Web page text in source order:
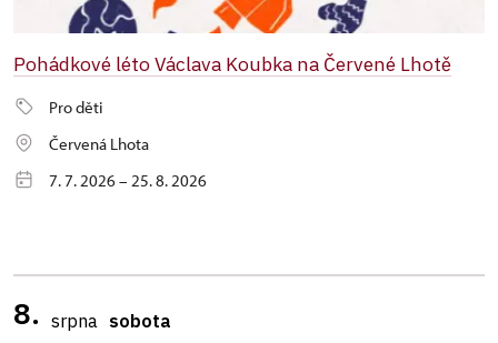
Pohádkové léto Václava Koubka na Červené Lhotě
Pro děti
Červená Lhota
7. 7. 2026 – 25. 8. 2026
8. srpna sobota